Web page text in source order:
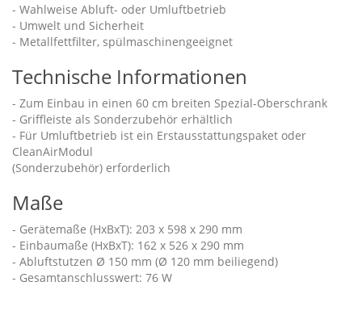
- Wahlweise Abluft- oder Umluftbetrieb
- Umwelt und Sicherheit
- Metallfettfilter, spülmaschinengeeignet
Technische Informationen
- Zum Einbau in einen 60 cm breiten Spezial-Oberschrank
- Griffleiste als Sonderzubehör erhältlich
- Für Umluftbetrieb ist ein Erstausstattungspaket oder
CleanAirModul
(Sonderzubehör) erforderlich
Maße
- Gerätemaße (HxBxT): 203 x 598 x 290 mm
- Einbaumaße (HxBxT): 162 x 526 x 290 mm
- Abluftstutzen Ø 150 mm (Ø 120 mm beiliegend)
- Gesamtanschlusswert: 76 W